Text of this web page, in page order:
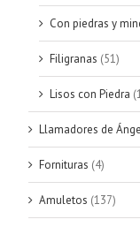
Con piedras y
Filigranas (51)
Lisos con Piedra
Llamadores de
Fornituras (4)
Amuletos (137)